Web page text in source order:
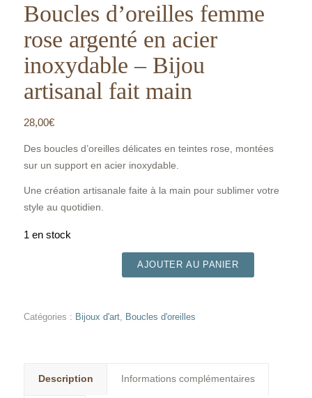
Boucles d’oreilles femme
rose argenté en acier
inoxydable – Bijou
artisanal fait main
28,00€
Des boucles d’oreilles délicates en teintes rose, montées
sur un support en acier inoxydable.
Une création artisanale faite à la main pour sublimer votre
style au quotidien.
1 en stock
AJOUTER AU PANIER
Catégories : Bijoux d'art, Boucles d'oreilles
Description Informations complémentaires